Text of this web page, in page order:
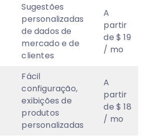
Sugestões
personalizadas
de dados de
mercado e de
clientes
A
partir
de $ 19
/ mo
Fácil
configuração,
exibições de
produtos
personalizadas
A
partir
de $ 18
/ mo